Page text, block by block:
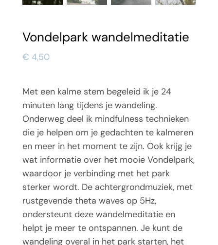
Vondelpark wandelmeditatie
€ 4,50
Met een kalme stem begeleid ik je 24
minuten lang tijdens je wandeling.
Onderweg deel ik mindfulness technieken
die je helpen om je gedachten te kalmeren
en meer in het moment te zijn. Ook krijg je
wat informatie over het mooie Vondelpark,
waardoor je verbinding met het park
sterker wordt. De achtergrondmuziek, met
rustgevende theta waves op 5Hz,
ondersteunt deze wandelmeditatie en
helpt je meer te ontspannen. Je kunt de
wandeling overal in het park starten, het